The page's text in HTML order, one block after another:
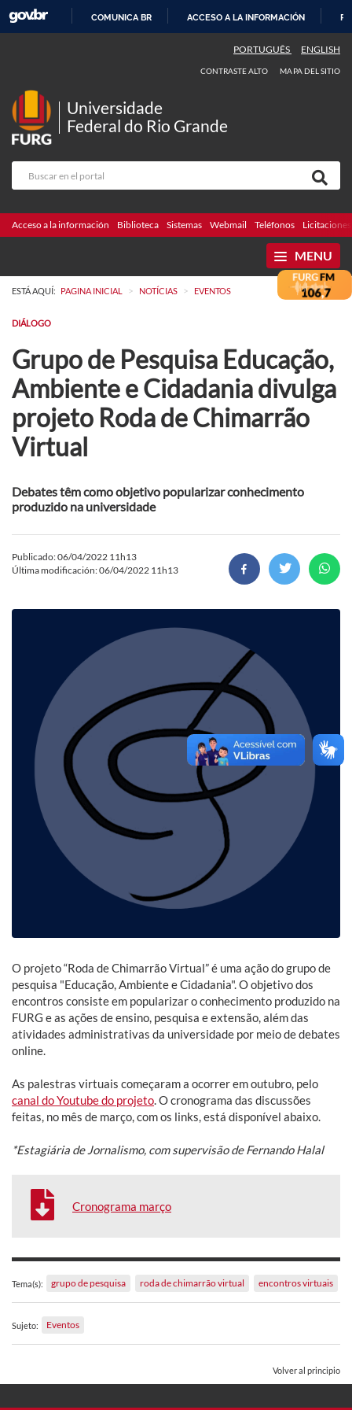
CONTENIDO
COMUNICA BR ACCESO A LA INFORMACIÓN
PORTUGUÊS ENGLISH
CONTRASTE ALTO MAPA DEL SITIO
Universidade
Federal do Rio Grande
Acceso a la información Biblioteca Sistemas Webmail Teléfonos Licitaciones
MENU
ESTÁ AQUÍ: PAGINA INICIAL > NOTÍCIAS > EVENTOS
DIÁLOGO
Grupo de Pesquisa Educação,
Ambiente e Cidadania divulga
projeto Roda de Chimarrão
Virtual
Debates têm como objetivo popularizar conhecimento
produzido na universidade
Publicado: 06/04/2022 11h13
Última modificación: 06/04/2022 11h13
O projeto “Roda de Chimarrão Virtual” é uma ação do grupo de
pesquisa "Educação, Ambiente e Cidadania". O objetivo dos
encontros consiste em popularizar o conhecimento produzido na
FURG e as ações de ensino, pesquisa e extensão, além das
atividades administrativas da universidade por meio de debates
online.
As palestras virtuais começaram a ocorrer em outubro, pelo
canal do Youtube do projeto . O cronograma das discussões
feitas, no mês de março, com os links, está disponível abaixo.
*Estagiária de Jornalismo, com supervisão de Fernando Halal
Cronograma março
Tema(s): grupo de pesquisa roda de chimarrão virtual encontros virtuais
Sujeto: Eventos
Volver al principio